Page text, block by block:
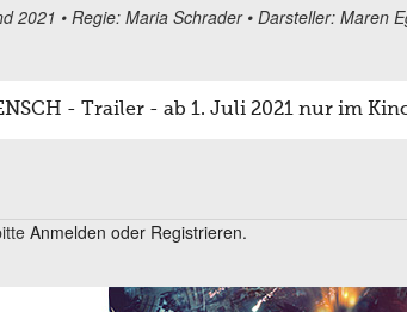
2021 • Regie: Maria Schrader • Darsteller: Maren
- Trailer - ab 1. Juli 2021 nur im
Anmelden oder Registrieren.